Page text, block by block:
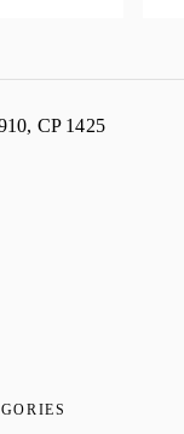
CP 1425